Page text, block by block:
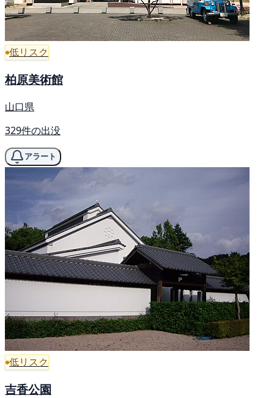
低リスク
柏原美術館
山口県
329件の出没
アラート
低リスク
吉香公園